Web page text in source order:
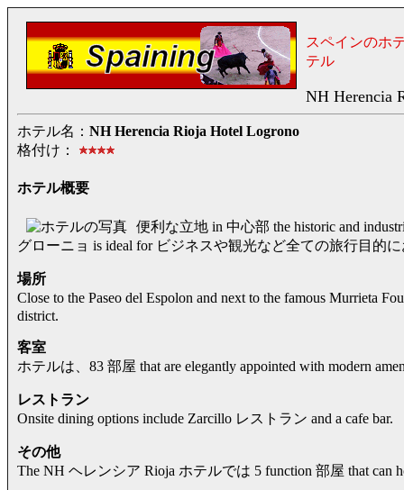
スペインのホ
テル
NH Herencia
ホテル名： NH Herencia Rioja Hotel Logrono
格付け：
ホテル概要
便利な立地 in 中心部 the historic and
グローニョ is ideal for ビジネスや観光など全ての旅行目的
場所
Close to the Paseo del Espolon and next to the famous Murrieta
district.
客室
ホテルは、83 部屋 that are elegantly appointed with modern
レストラン
Onsite dining options include Zarcillo レストラン and a cafe bar.
その他
The NH ヘレンシア Rioja ホテルでは 5 function 部屋 that can